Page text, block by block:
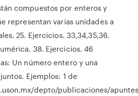
compuestos por enteros y
representan varias unidades a
25. Ejercicios. 33,34,35,36.
38. Ejercicios. 46
Un número entero y una
Ejemplos: 1 de
depto/publicaciones/